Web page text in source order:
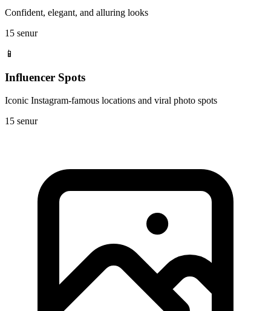
Confident, elegant, and alluring looks
15 senur
📱
Influencer Spots
Iconic Instagram-famous locations and viral photo spots
15 senur